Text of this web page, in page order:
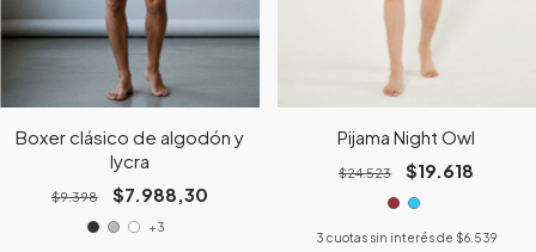
Boxer clásico de algodón y
lycra
$9.398 $7.988,30
+3
Pijama Night Owl
$24.523 $19.618
3 cuotas sin interés de $6.539